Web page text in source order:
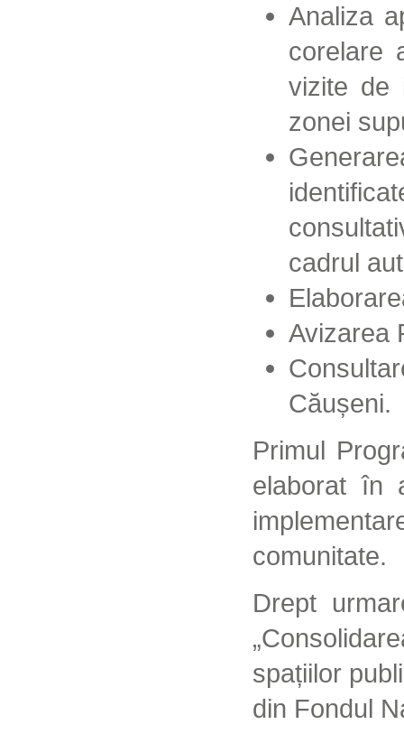
Analiza
corelare
vizite de
zonei
cadrul
Avizarea
Căușeni.
Primul
elaborat în
comunitate.
Drept
spațiilor
din Fondul